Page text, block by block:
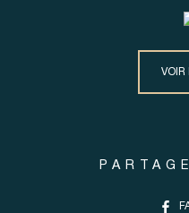
VOIR